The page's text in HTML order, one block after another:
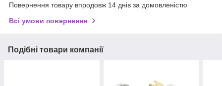
Повернення товару впродовж 14 днів за домовленістю
Всі умови повернення
Подібні товари компанії